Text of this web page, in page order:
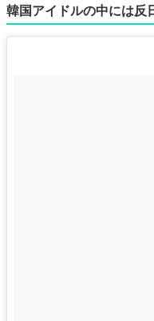
韓国アイドルの中には反